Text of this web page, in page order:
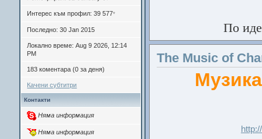
Интерес към профил: 39 577*
Последно: 30 Jan 2015
Локално време: Aug 9 2026, 12:14
PM
183 коментара (0 за деня)
Качени субтитри
Контакти
Няма информация
Няма информация
По
господарят
The Music of